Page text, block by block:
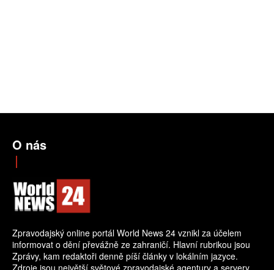
O nás
Zpravodajský online portál World News 24 vznikl za účelem
informovat o dění převážně ze zahraničí. Hlavní rubrikou jsou
Zprávy, kam redaktoři denně píší články v lokálním jazyce.